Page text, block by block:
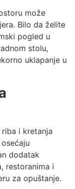
može
Bilo da želite
pogled u
stolu,
uklapanje u
i kretanja
dodatak
restoranima i
za opuštanje.